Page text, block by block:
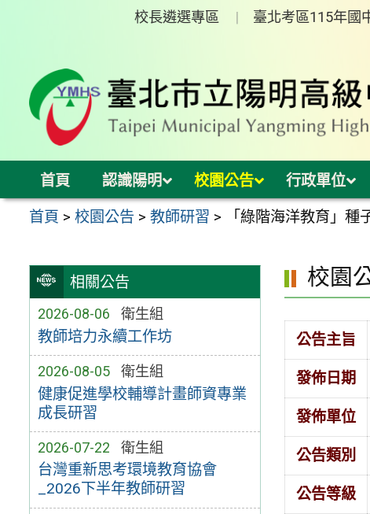
校長遴選專區 臺北考區115年國
首頁 認識陽明 校園公告 行政單位
首頁 >校園公告 >教師研習 > 「綠階海洋教育」種
相關公告
2026-08-06 衛生組
教師培力永續工作坊
2026-08-05 衛生組
健康促進學校輔導計畫師資專業
成長研習
2026-07-22 衛生組
台灣重新思考環境教育協會
_2026下半年教師研習
校園
公告主旨
發佈日期
發佈單位
公告類別
公告等級